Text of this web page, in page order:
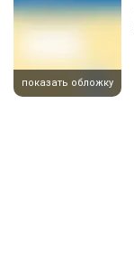
показать обложку